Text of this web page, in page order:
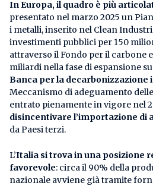
In Europa, il quadro è più
presentato nel marzo 2025 un
i metalli, inserito nel Clean
investimenti pubblici per 150
attraverso il Fondo per il carbone
miliardi nella fase di espansione
Banca per la decarbonizzazione
Meccanismo di adeguamento
entrato pienamente in vigore nel
disincentivare l’importazione di
da Paesi terzi.
L’Italia si trova in una posizione
favorevole: circa il 90% della
nazionale avviene già tramite